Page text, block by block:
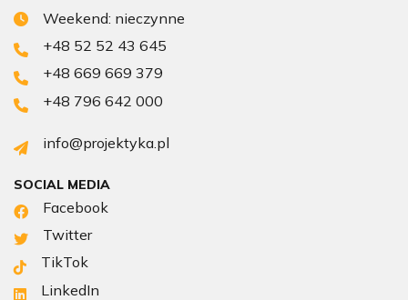
Weekend: nieczynne
+48 52 52 43 645
+48 669 669 379
+48 796 642 000
info@projektyka.pl
SOCIAL MEDIA
Facebook
Twitter
TikTok
LinkedIn